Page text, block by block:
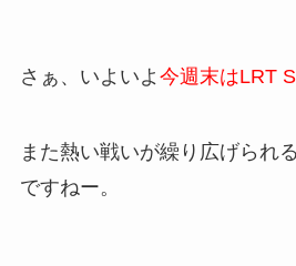
さぁ、いよいよ 今週末はLRT
また熱い戦いが繰り広げられ
ですねー。